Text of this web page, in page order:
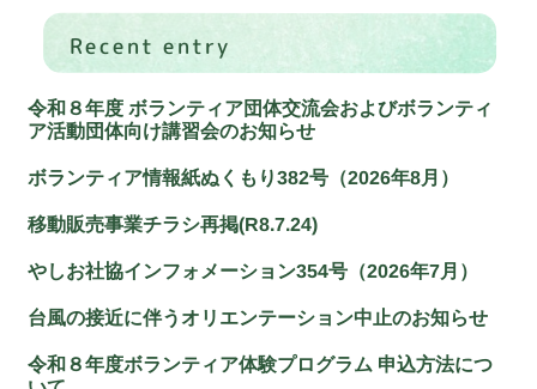
Recent entry
令和８年度 ボランティア団体交流会およびボランティ
ア活動団体向け講習会のお知らせ
ボランティア情報紙ぬくもり382号（2026年8月）
移動販売事業チラシ再掲(R8.7.24)
やしお社協インフォメーション354号（2026年7月）
台風の接近に伴うオリエンテーション中止のお知らせ
令和８年度ボランティア体験プログラム 申込方法につ